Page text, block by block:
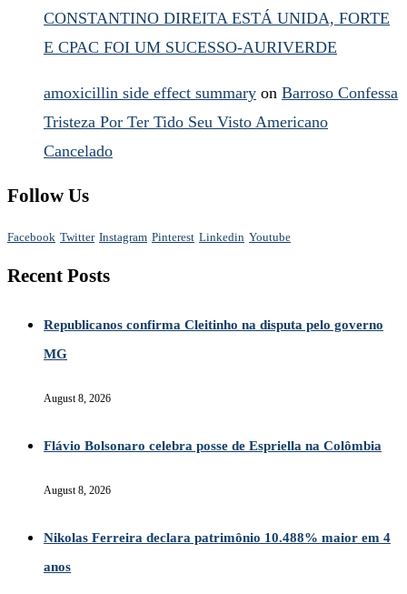
CONSTANTINO DIREITA ESTÁ UNIDA, FORTE
E CPAC FOI UM SUCESSO-AURIVERDE
amoxicillin side effect summary on Barroso Confessa
Tristeza Por Ter Tido Seu Visto Americano
Cancelado
Follow Us
Facebook Twitter Instagram Pinterest Linkedin Youtube
Recent Posts
Republicanos confirma Cleitinho na disputa pelo governo
MG
August 8, 2026
Flávio Bolsonaro celebra posse de Espriella na Colômbia
August 8, 2026
Nikolas Ferreira declara patrimônio 10.488% maior em 4
anos